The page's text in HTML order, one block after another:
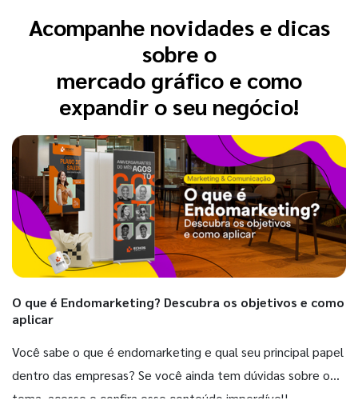
Acompanhe novidades e dicas
sobre o
mercado gráfico e como
expandir o seu negócio!
O que é Endomarketing? Descubra os objetivos e como
aplicar
Você sabe o que é endomarketing e qual seu principal papel
dentro das empresas? Se você ainda tem dúvidas sobre o
tema, acesse e confira esse conteúdo imperdível!